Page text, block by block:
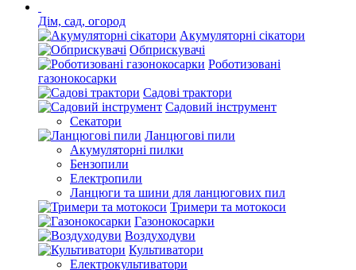
Дім, сад, огород
Акумуляторні сікатори
Обприскувачі
Роботизовані
газонокосарки
Садові трактори
Садовий інструмент
Секатори
Ланцюгові пили
Акумуляторні пилки
Бензопили
Електропили
Ланцюги та шини для ланцюгових пил
Тримери та мотокоси
Газонокосарки
Воздуходуви
Культиватори
Електрокультиватори